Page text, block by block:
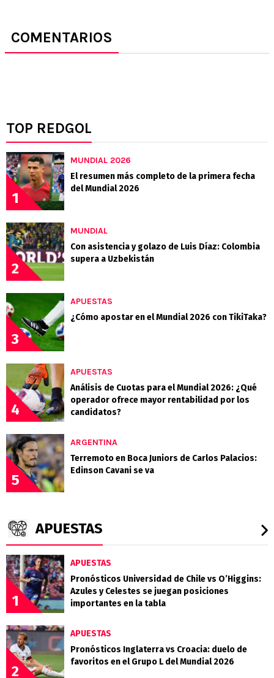
COMENTARIOS
TOP REDGOL
1
MUNDIAL 2026
El resumen más completo de la primera fecha
del Mundial 2026
2
MUNDIAL
Con asistencia y golazo de Luis Díaz: Colombia
supera a Uzbekistán
3
APUESTAS
¿Cómo apostar en el Mundial 2026 con TikiTaka?
4
APUESTAS
Análisis de Cuotas para el Mundial 2026: ¿Qué
operador ofrece mayor rentabilidad por los
candidatos?
5
ARGENTINA
Terremoto en Boca Juniors de Carlos Palacios:
Edinson Cavani se va
APUESTAS
1
APUESTAS
Pronósticos Universidad de Chile vs O’Higgins:
Azules y Celestes se juegan posiciones
importantes en la tabla
2
APUESTAS
Pronósticos Inglaterra vs Croacia: duelo de
favoritos en el Grupo L del Mundial 2026